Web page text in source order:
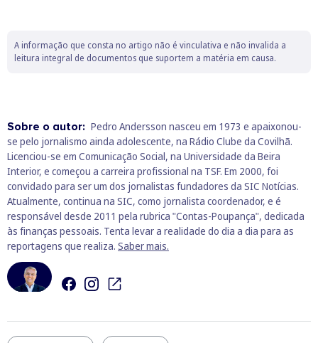
A informação que consta no artigo não é vinculativa e não invalida a
leitura integral de documentos que suportem a matéria em causa.
Sobre o autor: Pedro Andersson nasceu em 1973 e apaixonou-
se pelo jornalismo ainda adolescente, na Rádio Clube da Covilhã.
Licenciou-se em Comunicação Social, na Universidade da Beira
Interior, e começou a carreira profissional na TSF. Em 2000, foi
convidado para ser um dos jornalistas fundadores da SIC Notícias.
Atualmente, continua na SIC, como jornalista coordenador, e é
responsável desde 2011 pela rubrica "Contas-Poupança", dedicada
às finanças pessoais. Tenta levar a realidade do dia a dia para as
reportagens que realiza. Saber mais.